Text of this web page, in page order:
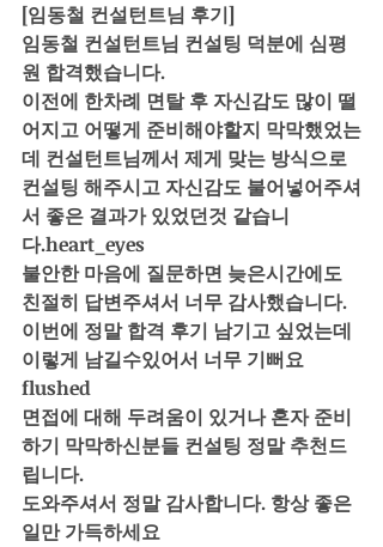
[임동철 컨설턴트님 후기]
임동철 컨설턴트님 컨설팅 덕분에 심평
원 합격했습니다.
이전에 한차례 면탈 후 자신감도 많이 떨
어지고 어떻게 준비해야할지 막막했었는
데 컨설턴트님께서 제게 맞는 방식으로
컨설팅 해주시고 자신감도 불어넣어주셔
서 좋은 결과가 있었던것 같습니
다.heart_eyes
불안한 마음에 질문하면 늦은시간에도
친절히 답변주셔서 너무 감사했습니다.
이번에 정말 합격 후기 남기고 싶었는데
이렇게 남길수있어서 너무 기뻐요
flushed
면접에 대해 두려움이 있거나 혼자 준비
하기 막막하신분들 컨설팅 정말 추천드
립니다.
도와주셔서 정말 감사합니다. 항상 좋은
일만 가득하세요